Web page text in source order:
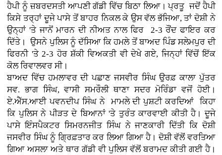
ਹੈਪੀ ਨੂੰ ਜ਼ਬਰਦਸਤੀ ਆਪਣੀ ਗੱਡੀ ਵਿੱਚ ਬਿਠਾ ਲਿਆ। ਪ੍ਰਤੂ ਜਦੋਂ ਹੈਪੀ
ਕਿਸੇ ਤਰ੍ਹਾਂ ਦੂਜੇ ਪਾਸੇ ਤੋਂ ਬਾਹਰ ਨਿਕਲ ਕੇ ਉਸ ਵੱਲ ਭੱਜਿਆ, ਤਾਂ ਦੋਸ਼ੀ ਨੇ
ਉਨ੍ਹਾਂ 'ਤੇ ਜਾਨੋਂ ਮਾਰਨ ਦੀ ਨੀਅਤ ਨਾਲ ਫਿਰ 2-3 ਰੌਂਦ ਫਾਇਰ ਕਰ
ਦਿੱਤੇ। ਉਸਨੇ ਪੁਲਿਸ ਨੂੰ ਦੱਸਿਆ ਕਿ ਹਮਲੇ ਤੋਂ ਬਾਅਦ ਪਿੰਡ ਸਲੇਮਪੁਰ ਦੀ
ਫਿਰਨੀ 'ਤੇ 2-3 ਹੋਰ ਸ਼ੱਕੀ ਵਿਅਕਤੀ ਵੀ ਦੇਖੇ ਗਏ, ਜਿਨ੍ਹਾਂ ਵਿੱਚੋਂ ਇੱਕ
ਕੋਲ ਰਿਵਾਲਵਰ ਸੀ।
ਬਾਅਦ ਵਿੱਚ ਹਮਲਾਵਰ ਦੀ ਪਛਾਣ ਜਸਵੀਰ ਸਿੰਘ ਉਰਫ਼ ਕਾਲਾ ਪੁੱਤਰ
ਸਵ. ਭਾਗ ਸਿੰਘ, ਵਾਸੀ ਸਮਰੌਲੀ ਥਾਣਾ ਸਦਰ ਮੋਰਿੰਡਾ ਵਜੋਂ ਹੋਈ।
ਏ.ਐੱਸ.ਆਈ ਪਵਨਦੀਪ ਸਿੰਘ ਨੇ ਮਾਮਲੇ ਦੀ ਪੁਸ਼ਟੀ ਕਰਦਿਆਂ ਕਿਹਾ
ਕਿ ਪੁਲਿਸ ਨੇ ਪੀੜਤ ਦੇ ਬਿਆਨਾਂ 'ਤੇ ਤੁਰੰਤ ਕਾਰਵਾਈ ਕੀਤੀ ਹੈ। ਦੂਜੇ
ਪਾਸੇ ਇੰਸਪੈਕਟਰ ਸਿਮਰਨਜੀਤ ਸਿੰਘ ਨੇ ਜਾਣਕਾਰੀ ਦਿੱਤੀ ਕਿ ਦੋਸ਼ੀ
ਜਸਵੀਰ ਸਿੰਘ ਨੂੰ ਗ੍ਰਿਫ਼ਤਾਰ ਕਰ ਲਿਆ ਗਿਆ ਹੈ। ਦੋਸ਼ੀ ਵੱਲੋਂ ਵਰਤਿਆ
ਗਿਆ ਅਸਲਾ ਅਤੇ ਥਾਰ ਗੱਡੀ ਵੀ ਪੁਲਿਸ ਵੱਲੋਂ ਬਰਾਮਦ ਕੀਤੀ ਗਈ ਹੈ।